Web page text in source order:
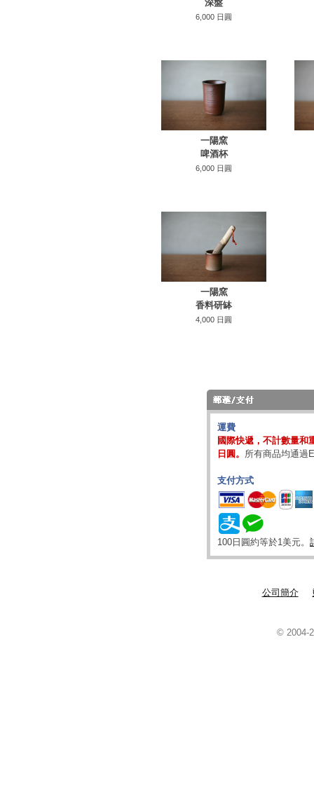
深盤
6,000 日圓
一陽窯
啤酒杯
6,000 日圓
一陽窯
香料研缽
4,000 日圓
運費
國際快遞，不計數量和
日圓。 所有商品均通過
支付方式
100日圓約等於1美元。
公司簡介
© 2004-